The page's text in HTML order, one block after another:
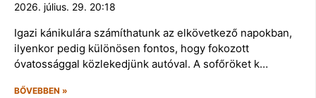
2026. július. 29. 20:18
Igazi kánikulára számíthatunk az elkövetkező napokban,
ilyenkor pedig különösen fontos, hogy fokozott
óvatossággal közlekedjünk autóval. A sofőröket k…
BŐVEBBEN »